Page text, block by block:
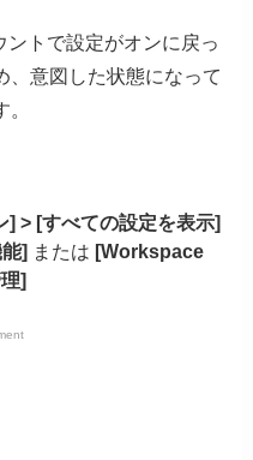
トで設定がオンに戻っ
、意図した状態になって
] > [すべての設定を表示]
] または [Workspace
]